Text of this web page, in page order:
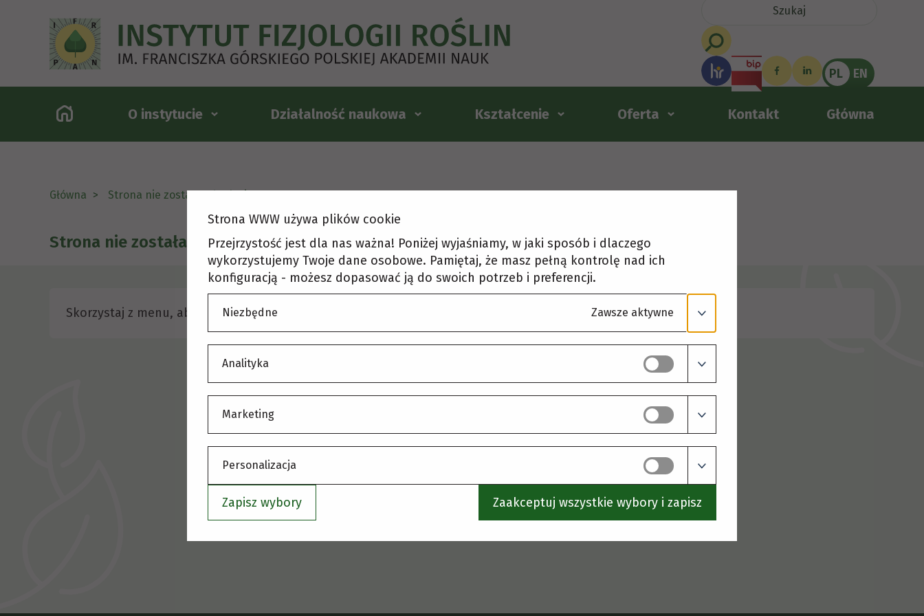
PL EN
O instytucie Działalność naukowa Kształcenie Oferta Kontakt Główna
Główna Strona nie została odnaleziona
Strona nie została odnaleziona
Skorzystaj z menu, aby wybrać inną stronę.
Strona WWW używa plików cookie
Przejrzystość jest dla nas ważna! Poniżej wyjaśniamy, w jaki sposób i dlaczego
wykorzystujemy Twoje dane osobowe. Pamiętaj, że masz pełną kontrolę nad ich
konfiguracją - możesz dopasować ją do swoich potrzeb i preferencji.
Niezbędne Zawsze aktywne
Analityka
Marketing
Personalizacja
Zapisz wybory Zaakceptuj wszystkie wybory i zapisz